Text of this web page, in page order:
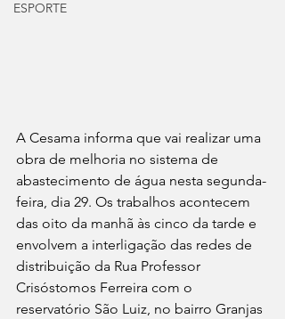
ESPORTE
A Cesama informa que vai realizar uma
obra de melhoria no sistema de
abastecimento de água nesta segunda-
feira, dia 29. Os trabalhos acontecem
das oito da manhã às cinco da tarde e
envolvem a interligação das redes de
distribuição da Rua Professor
Crisóstomos Ferreira com o
reservatório São Luiz, no bairro Granjas